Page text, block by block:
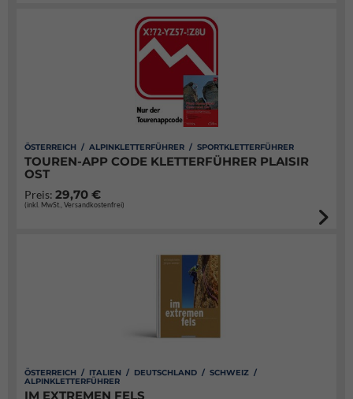
ÖSTERREICH / ALPINKLETTERFÜHRER / SPORTKLETTERFÜHRER
TOUREN-APP CODE KLETTERFÜHRER PLAISIR
OST
Preis: 29,70 €
(inkl. MwSt., Versandkostenfrei)
ÖSTERREICH / ITALIEN / DEUTSCHLAND / SCHWEIZ /
ALPINKLETTERFÜHRER
IM EXTREMEN FELS